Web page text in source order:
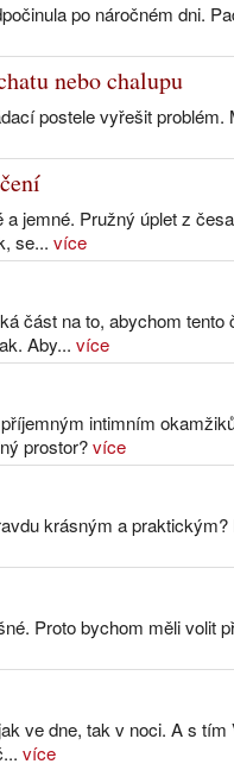
po náročném dni.
nebo chalupu
postele vyřešit problém.
jemné. Pružný úplet z
se... více
část na to, abychom tento
Aby... více
intimním
prostor?více
krásným a praktickým?
Proto bychom měli volit
ve dne, tak v noci. A s tím
více